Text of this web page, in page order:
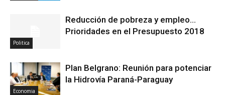
Politica
Reducción de pobreza y empleo…
Prioridades en el Presupuesto 2018
Economia
Plan Belgrano: Reunión para potenciar
la Hidrovía Paraná-Paraguay